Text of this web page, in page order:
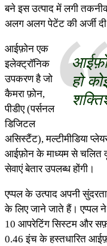
बने इस उत्पाद में लगी
अलग अलग पेटेंट की अर्जी
हो
आईफ़ोन एक
इलेक्ट्रॉनिक
उपकरण है जो
कैमरा फ़ोन,
पीडीए (पर्सनल
डिजिटल
असिस्टैंट), मल्टीमीडिया
आईफ़ोन के माध्यम से चलित
सेवाएं बेतार उपलब्ध होंगी।
एप्पल के उत्पाद अपनी
के लिए जाने जाते हैं। एप्पल
10 आपरेटिंग सिस्टम और
0.46 इंच के हस्तधारित